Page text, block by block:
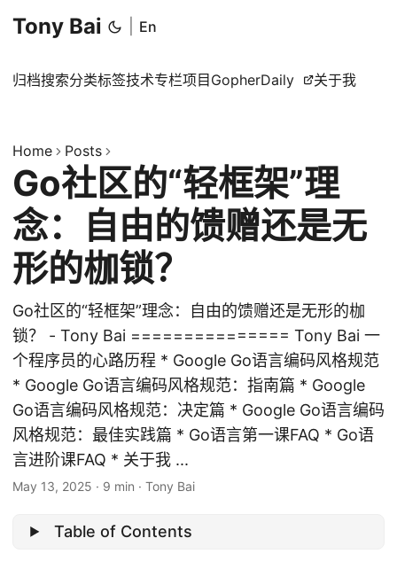
Tony Bai En
归档搜索分类标签技术专栏项目 GopherDaily 关于我
Home Posts
Go社区的“轻框架”理
念：自由的馈赠还是无
形的枷锁？
Go社区的“轻框架”理念：自由的馈赠还是无形的枷
锁？ - Tony Bai =============== Tony Bai 一
个程序员的心路历程 * Google Go语言编码风格规范
* Google Go语言编码风格规范：指南篇 * Google
Go语言编码风格规范：决定篇 * Google Go语言编码
风格规范：最佳实践篇 * Go语言第一课FAQ * Go语
言进阶课FAQ * 关于我 ...
May 13, 2025 · 9 min · Tony Bai
Table of Contents